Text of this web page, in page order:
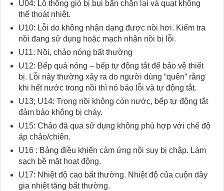
U04: Lỗ thông gió bị bụi bẩn chặn lại và quạt không
thể thoát nhiệt.
U10: Lỗi do không nhận dạng được nồi hơi. Kiểm tra
nồi đang sử dụng hoặc mạch nhận nồi bị lỗi.
U11: Nồi, chảo nóng bất thường
U12: Bếp quá nóng – bếp tự động tắt để bảo vệ thiết
bị. Lỗi này thường xảy ra do người dùng “quên” rằng
khi hết nước trong nồi thì nó báo lỗi và tự động tắt.
U13; U14: Trong nồi không còn nước, bếp tự động tắt
đảm bảo không bị cháy.
U15: Chảo đã qua sử dụng không phù hợp với chế độ
áp chảo/chiên.
U16 : Bảng điều khiển cảm ứng nội suy bị chập. Làm
sạch bề mặt hoạt động.
U17: Nhiệt độ cao bất thường. Nhiệt độ của cuộn dây
gia nhiệt tăng bất thường.